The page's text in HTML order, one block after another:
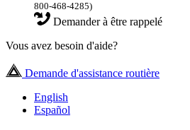
800-468-4285)
Demander à être rappelé
Vous avez besoin d'aide?
Demande d'assistance routière
English
Español